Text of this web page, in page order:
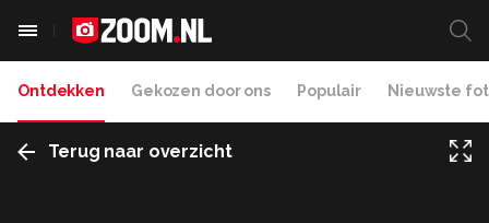
Ontdekken Gekozen door ons Populair Nieuwste
Terug naar overzicht